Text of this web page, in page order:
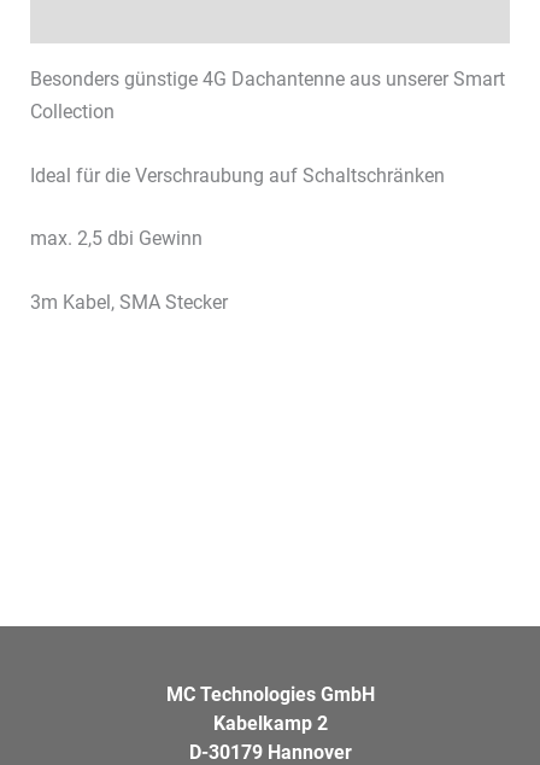
Besonders günstige 4G Dachantenne aus unserer Smart
Collection
Ideal für die Verschraubung auf Schaltschränken
max. 2,5 dbi Gewinn
3m Kabel, SMA Stecker
MC Technologies GmbH
Kabelkamp 2
D-30179 Hannover